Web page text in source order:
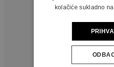
Personalizirajte tabure
“Jeste li ikad uočili uzorak na
poželjeli ga, ali si ga niste mogli
dok nisam shvatila da isti izgled
nastavlja Waller. “Sada tražim
kolačiće sukladno